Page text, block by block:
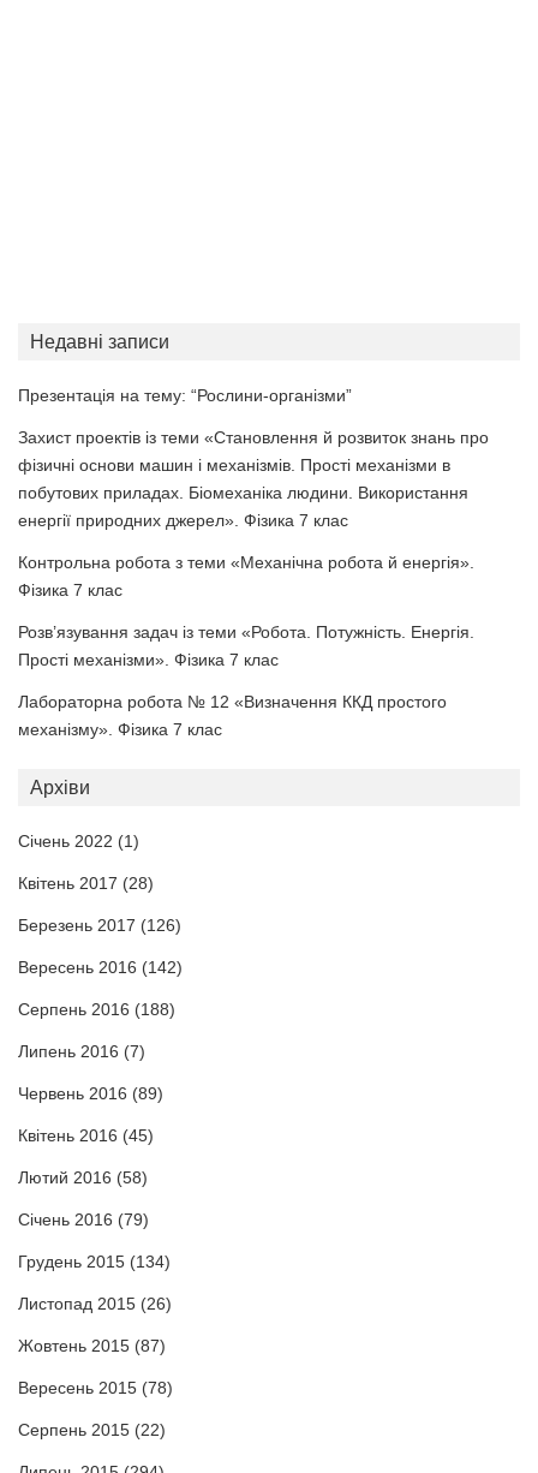
Недавні записи
Презентація на тему: “Рослини-організми”
Захист проектів із теми «Становлення й розвиток знань про
фізичні основи машин і механізмів. Прості механізми в
побутових приладах. Біомеханіка людини. Використання
енергії природних джерел». Фізика 7 клас
Контрольна робота з теми «Механічна робота й енергія».
Фізика 7 клас
Розв’язування задач із теми «Робота. Потужність. Енергія.
Прості механізми». Фізика 7 клас
Лабораторна робота № 12 «Визначення ККД простого
механізму». Фізика 7 клас
Архіви
Січень 2022 (1)
Квітень 2017 (28)
Березень 2017 (126)
Вересень 2016 (142)
Серпень 2016 (188)
Липень 2016 (7)
Червень 2016 (89)
Квітень 2016 (45)
Лютий 2016 (58)
Січень 2016 (79)
Грудень 2015 (134)
Листопад 2015 (26)
Жовтень 2015 (87)
Вересень 2015 (78)
Серпень 2015 (22)